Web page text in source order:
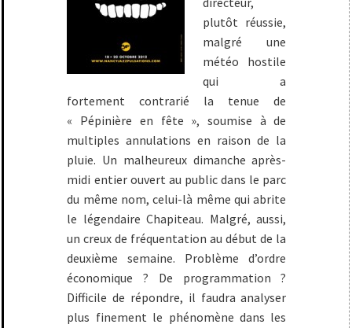
plutôt réussie,
malgré une
météo hostile
qui a
fortement contrarié la tenue de
« Pépinière en fête », soumise à de
multiples annulations en raison de la
pluie. Un malheureux dimanche après-
midi entier ouvert au public dans le parc
du même nom, celui-là même qui abrite
le légendaire Chapiteau. Malgré, aussi,
un creux de fréquentation au début de la
deuxième semaine. Problème d’ordre
économique ? De programmation ?
Difficile de répondre, il faudra analyser
plus finement le phénomène dans les